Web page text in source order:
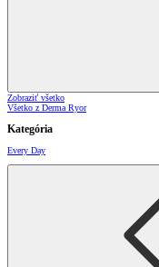
Zobraziť všetko
Všetko z Derma Ryor
Kategória
Every Day